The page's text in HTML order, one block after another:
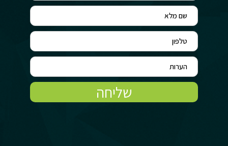
שליחה